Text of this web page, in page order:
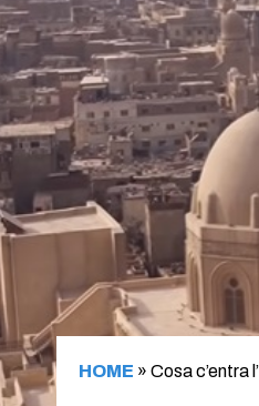
HOME »Cosa c’entra